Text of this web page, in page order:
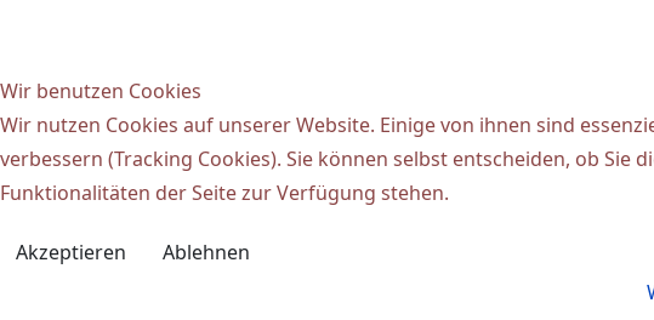
Wir benutzen Cookies
Wir nutzen Cookies auf unserer Website. Einige von ihnen sind
verbessern (Tracking Cookies). Sie können selbst entscheiden, ob
Funktionalitäten der Seite zur Verfügung stehen.
Akzeptieren
Ablehnen